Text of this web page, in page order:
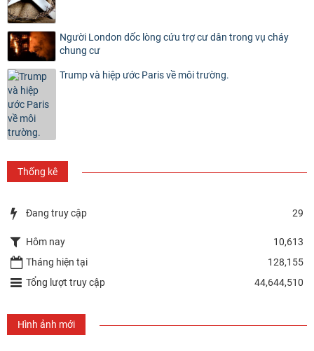
Người London dốc lòng cứu trợ cư dân trong vụ cháy
chung cư
Trump và hiệp ước Paris về môi trường.
Thống kê
Đang truy cập 29
Hôm nay
10,613
Tháng hiện tại
128,155
Tổng lượt truy cập
44,644,510
Hình ảnh mới